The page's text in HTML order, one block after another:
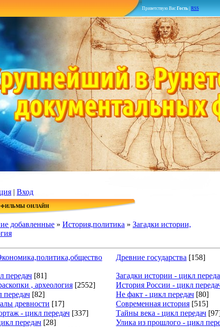
Приветствую Вас Гость RSS
| Вход
ФИЛЬМЫ ОНЛАЙН
добавленные » История,политика » Загадки истории,
Древние государства [158]
передач [81]
Загадки истории - цикл
, археология [2552]
История России - цикл
передач [82] Не факт - цикл передач [80]
древности [17] Современная история [515]
- цикл передач [337] Тайны века - цикл передач
передач [28]
Улика из прошлого - цикл